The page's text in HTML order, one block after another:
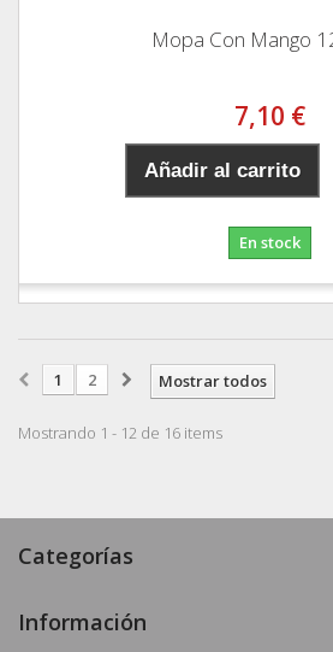
Mopa Con Mango
7,10 €
Añadir al carrito
En stock
Mostrar todos
1 2
Mostrando 1 - 12 de 16 items
Categorías
Información